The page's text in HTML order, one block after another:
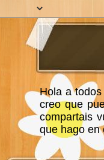
Hola a
creo que
compartais
que hago en